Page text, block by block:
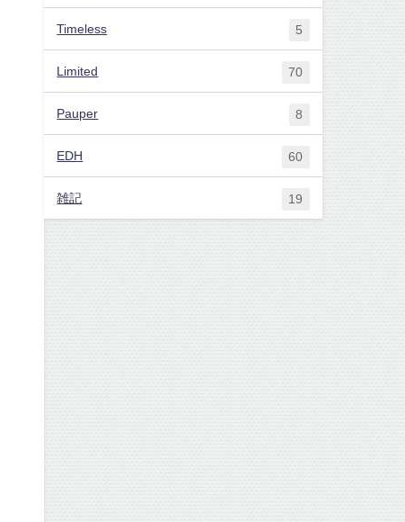
Timeless 5
Limited 70
Pauper 8
EDH 60
雑記 19